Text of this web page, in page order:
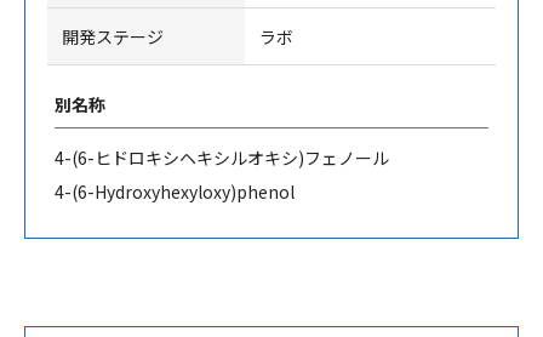
開発ステージ ラボ
別名称
4-(6- ヒドロキシヘキシルオキシ)フェノール
4-(6-Hydroxyhexyloxy)phenol